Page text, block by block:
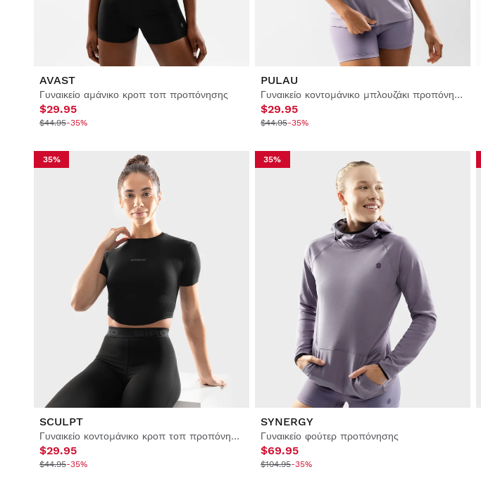
AVAST
Γυναικείο αμάνικο κροπ τοπ προπόνησης
$29.95
$44.95-35%
PULAU
Γυναικείο κοντομάνικο μπλουζάκι προπόνησης
$29.95
$44.95-35%
35%
SCULPT
Γυναικείο κοντομάνικο κροπ τοπ προπόνησης
$29.95
$44.95-35%
35%
SYNERGY
Γυναικείο φούτερ προπόνησης
$69.95
$104.95-35%